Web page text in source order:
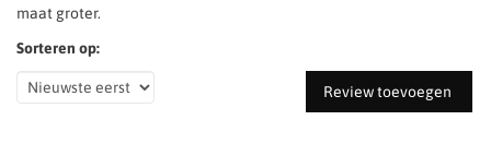
maat groter.
Sorteren op:
Review toevoegen